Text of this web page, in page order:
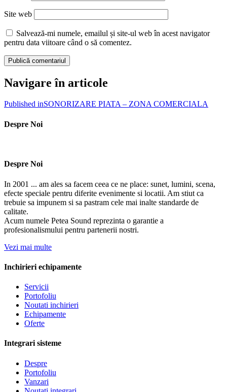
Site web
Salvează-mi numele, emailul și site-ul web în acest navigator
pentru data viitoare când o să comentez.
Navigare în articole
Published inSONORIZARE PIATA – ZONA COMERCIALA
Despre Noi
Despre Noi
In 2001 ... am ales sa facem ceea ce ne place: sunet, lumini, scena,
efecte speciale pentru diferite evenimente si locatii. Am stiut ca
trebuie sa impunem si sa pastram cele mai inalte standarde de
calitate.
Acum numele Petea Sound reprezinta o garantie a
profesionalismului pentru partenerii nostri.
Vezi mai multe
Inchirieri echipamente
Servicii
Portofoliu
Noutati inchirieri
Echipamente
Oferte
Integrari sisteme
Despre
Portofoliu
Vanzari